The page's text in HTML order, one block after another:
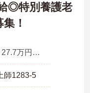
◎特別養護老
！
月収 18.5万円～27.7万円程度
師1283-5